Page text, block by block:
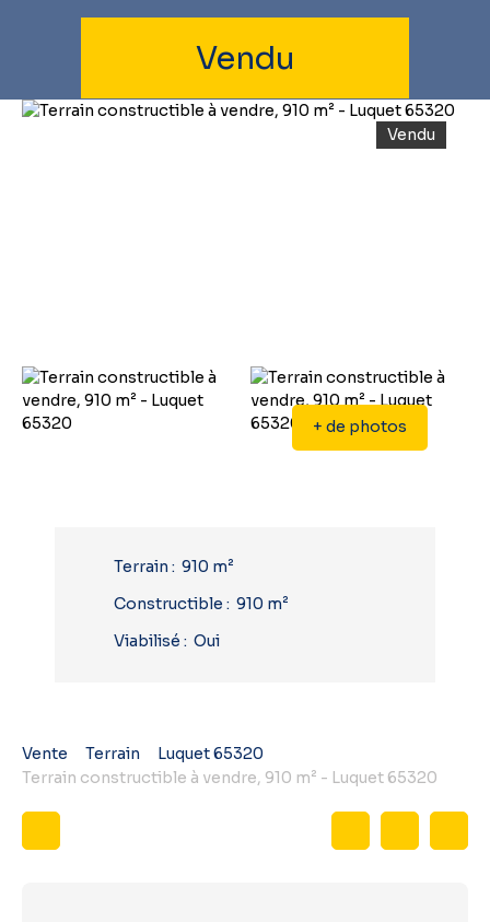
Vendu
Vendu
+ de photos
Terrain : 910 m²
Constructible : 910 m²
Viabilisé : Oui
Vente Terrain
Luquet 65320
Terrain constructible à vendre, 910 m² - Luquet 65320